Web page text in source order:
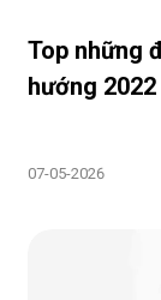
Top những
hướng 2022
07-05-2026